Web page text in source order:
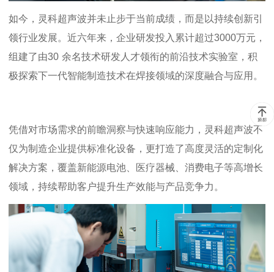
如今，灵科超声波并未止步于当前成绩，而是以持续创新引
领行业发展。近六年来，企业研发投入累计超过3000万元，
组建了由30 余名技术研发人才领衔的前沿技术实验室，积
极探索下一代智能制造技术在焊接领域的深度融合与应用。
凭借对市场需求的前瞻洞察与快速响应能力，灵科超声波不
仅为制造企业提供标准化设备，更打造了高度灵活的定制化
解决方案，覆盖新能源电池、医疗器械、消费电子等高增长
领域，持续帮助客户提升生产效能与产品竞争力。